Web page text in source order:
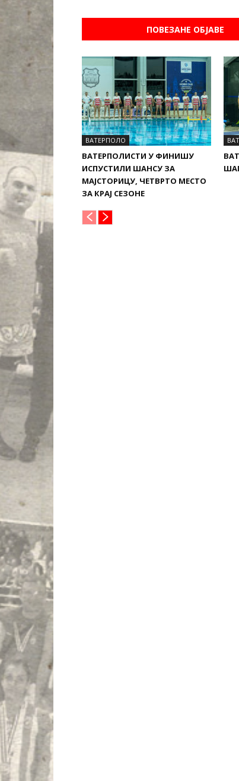
ПОВЕЗАНЕ ОБЈАВЕ
ВАТЕРПОЛО
ВАТЕРПОЛИСТИ У ФИНИШУ
ИСПУСТИЛИ ШАНСУ ЗА
МАЈСТОРИЦУ, ЧЕТВРТО МЕСТО
ЗА КРАЈ СЕЗОНЕ